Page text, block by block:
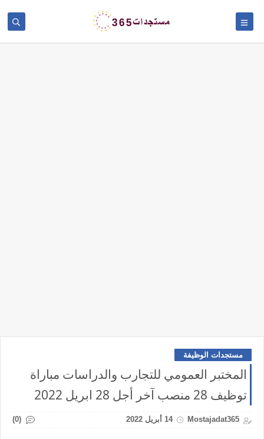
مستجدات الوظيفة
المختبر العمومي للتجارب والدراسات مباراة
توظيف 28 منصب آخر أجل 28 ابريل 2022
Mostajadat365 14 أبريل 2022 (0)